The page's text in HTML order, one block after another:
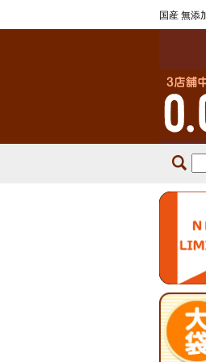
国産 無添